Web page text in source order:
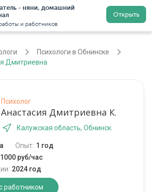
- няни, домашний
и работников
Открыть
Регистрация
Психологи в Обнинске
Дмитриевна
Психолог
Анастасия Дмитриевна К.
Калужская область, Обнинск
Опыт: 1 год
руб/час
2024 год
работником